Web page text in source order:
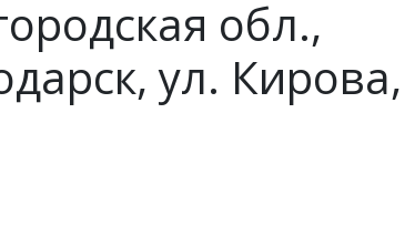
обл.,
ул. Кирова,